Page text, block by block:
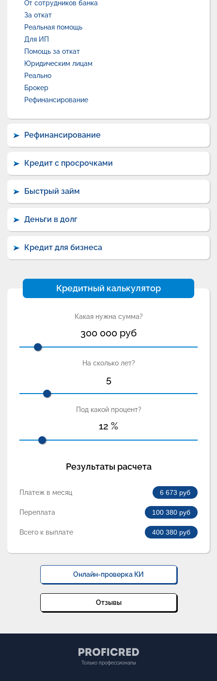
От сотрудников банка
За откат
Реальная помощь
Для ИП
Помощь за откат
Юридическим лицам
Реально
Брокер
Рефинансирование
Рефинансирование
Кредит с просрочками
Быстрый займ
Деньги в долг
Кредит для бизнеса
Кредитный калькулятор
Какая нужна сумма?
300 000 руб
На сколько лет?
5
Под какой процент?
12 %
Результаты расчета
Платеж в месяц 6 673 руб
Переплата 100 380 руб
Всего к выплате 400 380 руб
Онлайн-проверка КИ
Отзывы
Только профессионалы